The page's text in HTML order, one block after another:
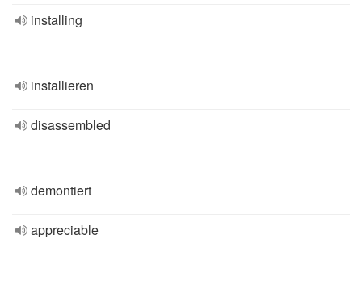
installing
installieren
disassembled
demontiert
appreciable